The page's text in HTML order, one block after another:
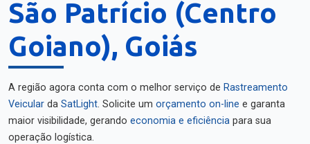
São Patrício (Centro
Goiano), Goiás
A região agora conta com o melhor serviço de Rastreamento
Veicular da SatLight. Solicite um orçamento on-line e garanta
maior visibilidade, gerando economia e eficiência para sua
operação logística.